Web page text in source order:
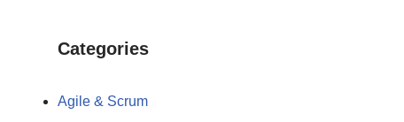
Categories
Agile & Scrum